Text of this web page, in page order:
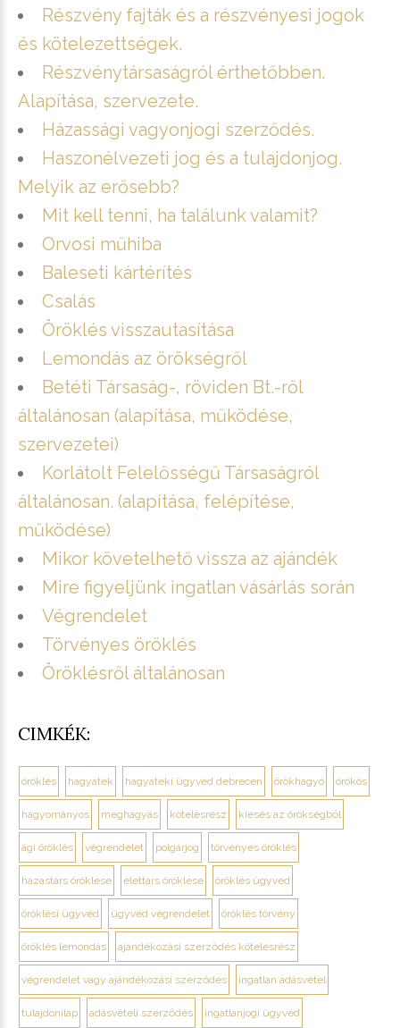
Részvény fajták és a részvényesi jogok
és kötelezettségek.
Részvénytársaságról érthetőbben.
Alapítása, szervezete.
Házassági vagyonjogi szerződés.
Haszonélvezeti jog és a tulajdonjog.
Melyik az erősebb?
Mit kell tenni, ha találunk valamit?
Orvosi műhiba
Baleseti kártérítés
Csalás
Öröklés visszautasítása
Lemondás az örökségről
Betéti Társaság-, röviden Bt.-ről
általánosan (alapítása, működése,
szervezetei)
Korlátolt Felelősségű Társaságról
általánosan. (alapítása, felépítése,
működése)
Mikor követelhető vissza az ajándék
Mire figyeljünk ingatlan vásárlás során
Végrendelet
Törvényes öröklés
Öröklésről általánosan
CIMKÉK:
öröklés hagyaték hagyatéki ügyvéd debrecen örökhagyó örökös
hagyományos meghagyás kötelesrész kiesés az örökségből
ági öröklés végrendelet polgárjog törvényes öröklés
házastárs öröklése élettárs öröklése öröklés ügyvéd
öröklési ügyvéd ügyvéd végrendelet öröklés törvény
öröklés lemondás ajándékozási szerződés kötelesrész
végrendelet vagy ajándékozási szerződés ingatlan adásvétel
tulajdonilap adásvételi szerződés ingatlanjogi ügyvéd